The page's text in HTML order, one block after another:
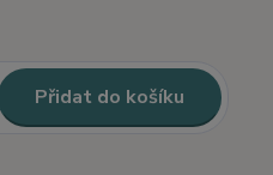
Přidat do košíku